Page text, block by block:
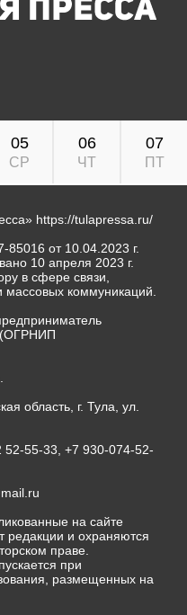
05
СР
06
ЧТ
07
ПТ
https://tulapressa.ru/
от 10.04.2023 г.
10 апреля 2023 г.
в сфере связи,
коммуникаций.
(ОГРНИП
область, г. Тула, ул.
52-55-33, +7 930-074-52-
на сайте
редакции и охраняются
праве.
при
размещенных на